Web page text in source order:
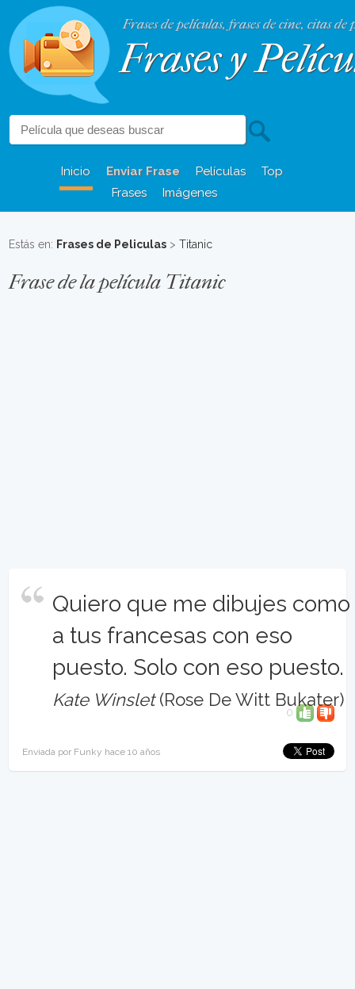
Frases de películas, frases de cine, citas de
Frases y
Inicio Enviar Frase Películas
Top
Frases
Imágenes
Estás en: Frases de Peliculas >Titanic
Frase de la película Titanic
Quiero que me dibujes como
a tus francesas con eso
puesto. Solo con eso puesto.
Kate Winslet(Rose De Witt Bukater)
0
Enviada por Funky hace 10 años